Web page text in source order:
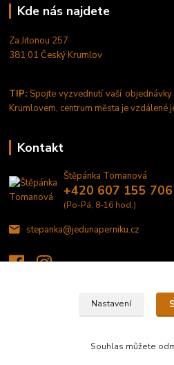
Kde nás najdete
Za Jitonou 257
381 01 Český Krumlov
TIP: Spojte vyzvednutí vaší
Krumlovem, centrum města je vzdálené
Kontakt
Štěpánka Tomanová
+420 607 155 706
(Po-Pá, 8-16 hod.)
stepanka@jedunaperniku.cz
fondánové
Nastavení
Souhlas můžete